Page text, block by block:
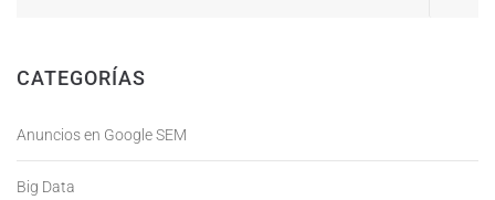
CATEGORÍAS
Anuncios en Google SEM
Big Data